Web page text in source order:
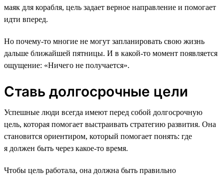
маяк для корабля, цель задает верное направление и помогает
идти вперед.
Но почему-то многие не могут запланировать свою жизнь
дальше ближайшей пятницы. И в какой-то момент появляется
ощущение: «Ничего не получается».
Ставь долгосрочные цели
Успешные люди всегда имеют перед собой долгосрочную
цель, которая помогает выстраивать стратегию развития. Она
становится ориентиром, который помогает понять: где
я должен быть через какое-то время.
Чтобы цель работала, она должна быть правильно